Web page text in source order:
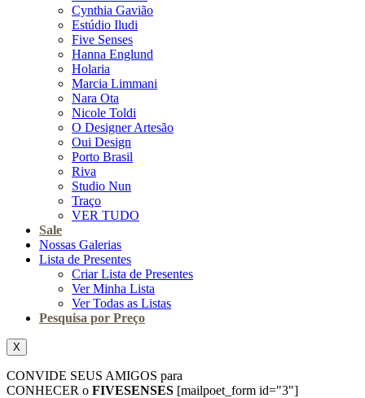
Cynthia Gavião
Estúdio Iludi
Five Senses
Hanna Englund
Holaria
Marcia Limmani
Nara Ota
Nicole Toldi
O Designer Artesão
Oui Design
Porto Brasil
Riva
Studio Nun
Traço
VER TUDO
Sale
Nossas Galerias
Lista de Presentes
Criar Lista de Presentes
Ver Minha Lista
Ver Todas as Listas
Pesquisa por Preço
X
CONVIDE SEUS AMIGOS para
CONHECER o FIVESENSES [mailpoet_form id="3"]